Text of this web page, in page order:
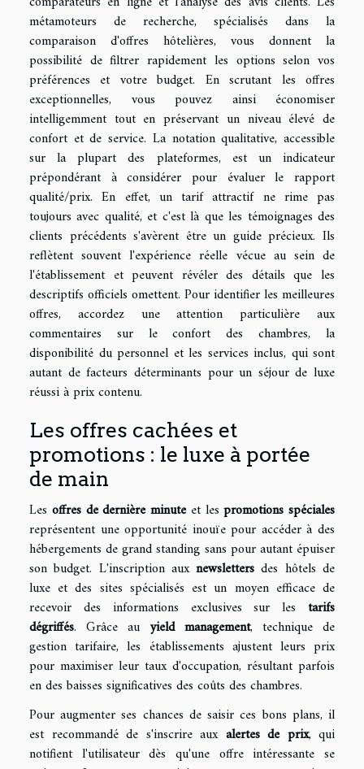
métamoteurs de recherche, spécialisés dans la
comparaison d'offres hôtelières, vous donnent la
possibilité de filtrer rapidement les options selon vos
préférences et votre budget. En scrutant les offres
exceptionnelles, vous pouvez ainsi économiser
intelligemment tout en préservant un niveau élevé de
confort et de service. La notation qualitative, accessible
sur la plupart des plateformes, est un indicateur
prépondérant à considérer pour évaluer le rapport
qualité/prix. En effet, un tarif attractif ne rime pas
toujours avec qualité, et c'est là que les témoignages des
clients précédents s'avèrent être un guide précieux. Ils
reflètent souvent l'expérience réelle vécue au sein de
l'établissement et peuvent révéler des détails que les
descriptifs officiels omettent. Pour identifier les meilleures
offres, accordez une attention particulière aux
commentaires sur le confort des chambres, la
disponibilité du personnel et les services inclus, qui sont
autant de facteurs déterminants pour un séjour de luxe
réussi à prix contenu.
Les offres cachées et
promotions : le luxe à portée
de main
Les offres de dernière minuteet lespromotions spéciales
représentent une opportunité inouïe pour accéder à des
hébergements de grand standing sans pour autant épuiser
son budget. L'inscription auxnewsletters des hôtels de
luxe et des sites spécialisés est un moyen efficace de
recevoir des informations exclusives sur les tarifs
dégriffés. Grâce au yield management, technique de
gestion tarifaire, les établissements ajustent leurs prix
pour maximiser leur taux d'occupation, résultant parfois
en des baisses significatives des coûts des chambres.
Pour augmenter ses chances de saisir ces bons plans, il
est recommandé de s'inscrire aux alertes de prix, qui
notifient l'utilisateur dès qu'une offre intéressante se